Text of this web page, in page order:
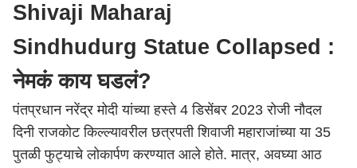
Shivaji Maharaj
Sindhudurg Statue Collapsed :
नेमकं काय घडलं?
पंतप्रधान नरेंद्र मोदी यांच्या हस्ते 4 डिसेंबर 2023 रोजी नौदल
दिनी राजकोट किल्ल्यावरील छत्रपती शिवाजी महाराजांच्या या 35
पुतळी फुट्याचे लोकार्पण करण्यात आले होते. मात्र, अवघ्या आठ